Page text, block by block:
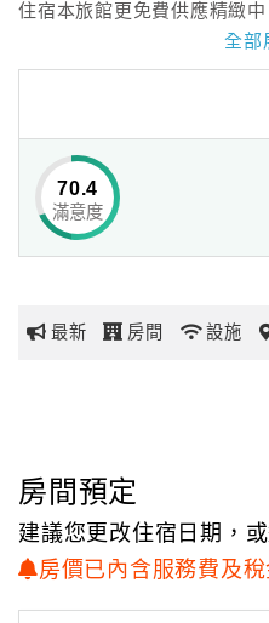
球
網
玩
地
圖
顧
住宿本旅館更免費供應精緻
房間不走花俏但簡單卻不失
維護為主要訴求，讓出外遊
間能放下疲勞的身心，享受
開縱情悠閒的探索之旅。
1.中華民國壘球協會
6.意本凡而五金有限公司
7.達鋐股份有限公司
8.蓁鋐企業股份有限公司
10.統譽磁磚有限公司
全部
70.4
滿意度
最新 房間 設施
房間預定
建議您更改住宿日期，
房價已內含服務費及稅